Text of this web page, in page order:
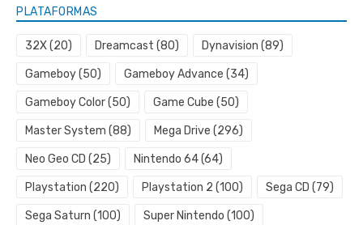
PLATAFORMAS
32X(20) Dreamcast (80) Dynavision (89)
Gameboy(50) Gameboy Advance (34)
Gameboy Color(50) Game Cube (50)
Master System (88) Mega Drive (296)
Neo Geo CD (25) Nintendo 64(64)
Playstation (220) Playstation 2 (100) Sega CD (79)
Sega Saturn (100) Super Nintendo (100)